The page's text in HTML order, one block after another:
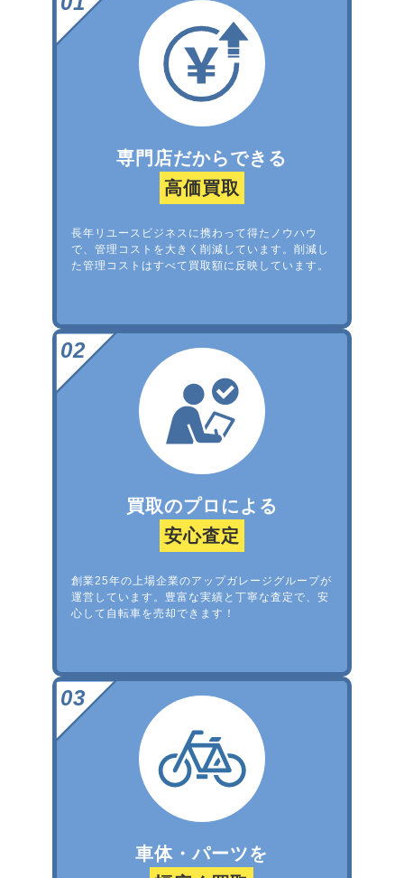
専門店だからできる
高価買取
長年リユースビジネスに携わって得たノウハウ
で、管理コストを大きく削減しています。削減し
た管理コストはすべて買取額に反映しています。
買取のプロによる
安心査定
創業25年の上場企業のアップガレージグループが
運営しています。豊富な実績と丁寧な査定で、安
心して自転車を売却できます！
車体・パーツを